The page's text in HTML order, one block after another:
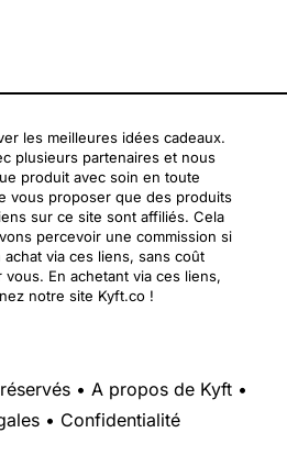
les meilleures idées cadeaux.
plusieurs partenaires et nous
produit avec soin en toute
vous proposer que des produits
sur ce site sont affiliés. Cela
percevoir une commission si
via ces liens, sans coût
En achetant via ces liens,
notre site Kyft.co !
• A propos de Kyft •
• Confidentialité